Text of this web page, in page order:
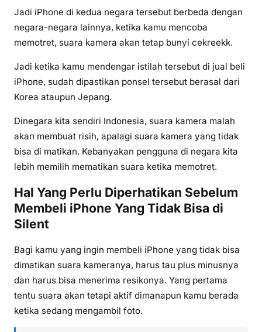
Jadi iPhone di kedua negara tersebut berbeda dengan
negara-negara lainnya, ketika kamu mencoba
memotret, suara kamera akan tetap bunyi cekreekk.
Jadi ketika kamu mendengar istilah tersebut di jual beli
iPhone, sudah dipastikan ponsel tersebut berasal dari
Korea ataupun Jepang.
Dinegara kita sendiri Indonesia, suara kamera malah
akan membuat risih, apalagi suara kamera yang tidak
bisa di matikan. Kebanyakan pengguna di negara kita
lebih memilih mematikan suara ketika memotret.
Hal Yang Perlu Diperhatikan Sebelum
Membeli iPhone Yang Tidak Bisa di
Silent
Bagi kamu yang ingin membeli iPhone yang tidak bisa
dimatikan suara kameranya, harus tau plus minusnya
dan harus bisa menerima resikonya. Yang pertama
tentu suara akan tetapi aktif dimanapun kamu berada
ketika sedang mengambil foto.